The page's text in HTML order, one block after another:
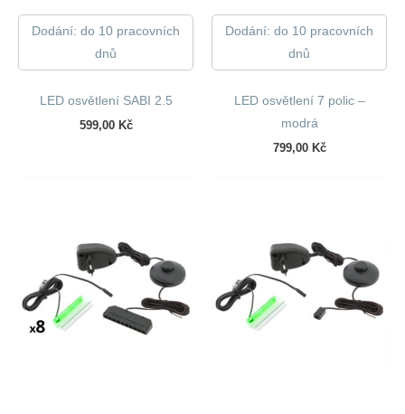
Dodání: do 10 pracovních
dnů
LED osvětlení SABI 2.5
599,00 Kč
Dodání: do 10 pracovních
dnů
LED osvětlení 7 polic –
modrá
799,00 Kč